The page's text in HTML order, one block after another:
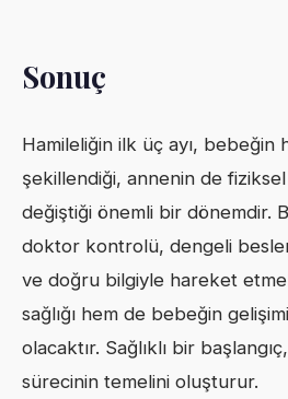
Sonuç
Hamileliğin ilk üç ayı, bebeğin
şekillendiği, annenin de
değiştiği önemli bir dönemdir.
doktor kontrolü, dengeli
ve doğru bilgiyle hareket
sağlığı hem de bebeğin
olacaktır. Sağlıklı bir
sürecinin temelini oluşturur.